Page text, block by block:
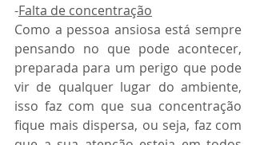
-Falta de concentração
Como a pessoa ansiosa está sempre
pensando no que pode acontecer,
preparada para um perigo que pode
vir de qualquer lugar do ambiente,
isso faz com que sua concentração
fique mais dispersa, ou seja, faz com